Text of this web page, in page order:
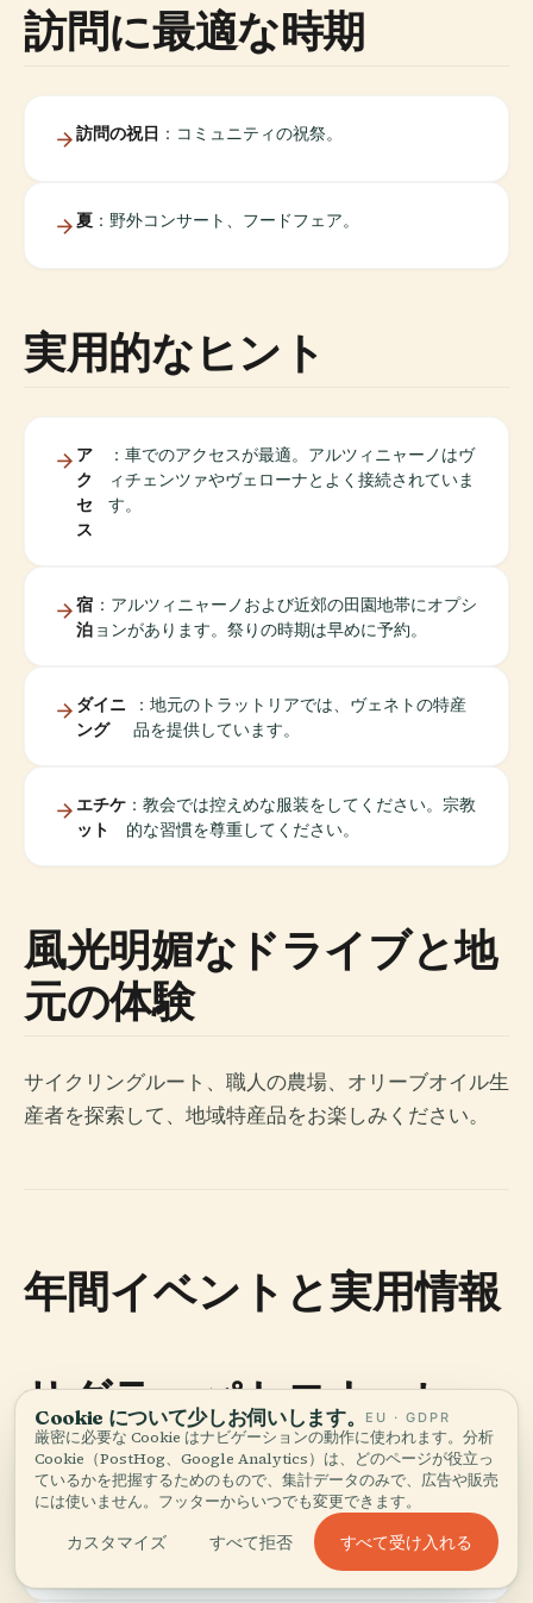
訪問に最適な時期
訪問の祝日 ：コミュニティの祝祭。
夏 ：野外コンサート、フードフェア。
実用的なヒント
ア
ク
セ
ス
：車でのアクセスが最適。アルツィニャーノはヴ
ィチェンツァやヴェローナとよく接続されていま
す。
宿
泊
：アルツィニャーノおよび近郊の田園地帯にオプシ
ョンがあります。祭りの時期は早めに予約。
ダイニ
ング
：地元のトラットリアでは、ヴェネトの特産
品を提供しています。
エチケ
ット
：教会では控えめな服装をしてください。宗教
的な習慣を尊重してください。
風光明媚なドライブと地
元の体験
サイクリングルート、職人の農場、オリーブオイル生
産者を探索して、地域特産品をお楽しみください。
年間イベントと実用情報
サグラ・パトロナーレ・
ディ・レステナ
日程：2025年8月29日～31日、9月5日～7日。
Cookie について少しお伺いします。 EU · GDPR
厳密に必要な Cookie はナビゲーションの動作に使われます。分析
Cookie（PostHog、Google Analytics）は、どのページが役立っ
ているかを把握するためのもので、集計データのみで、広告や販売
には使いません。フッターからいつでも変更できます。
カスタマイズ すべて拒否 すべて受け入れる